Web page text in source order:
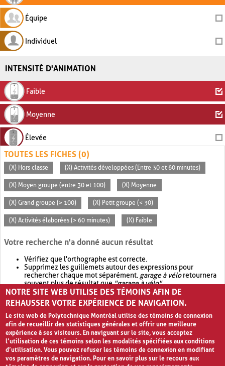
Équipe
Individuel
INTENSITÉ D'ANIMATION
Faible
Moyenne
Élevée
TOUTES LES FICHES (0)
(X) Hors classe (X) Activités développées (Entre 30 et 60 minutes)
(X) Moyen groupe (entre 30 et 100) (X) Moyenne
(X) Grand groupe (> 100) (X) Petit groupe (< 30)
(X) Activités élaborées (> 60 minutes) (X) Faible
Votre recherche n'a donné aucun résultat
Vérifiez que l'orthographe est correcte.
Supprimez les guillemets autour des expressions pour
rechercher chaque mot séparément. garage à véloretournera
souvent plus de résultat que"garage à vélo".
Envisagez d'élargir votre recherche avec OR.garage OR vélo
retournera souvent plus de résultat quegarage à vélo
NOTRE SITE WEB UTILISE DES TÉMOINS AFIN DE
REHAUSSER VOTRE EXPÉRIENCE DE NAVIGATION.
Le site web de Polytechnique Montréal utilise des témoins de connexion
afin de recueillir des statistiques générales et offrir une meilleure
expérience à ses visiteurs. En naviguant sur le site, vous acceptez
l’utilisation de ces témoins selon les modalités spécifiées aux conditions
d’utilisation. Vous pouvez refuser les témoins de connexion en modifiant
vos paramètres de navigation. Pour en savoir plus sur le recours aux